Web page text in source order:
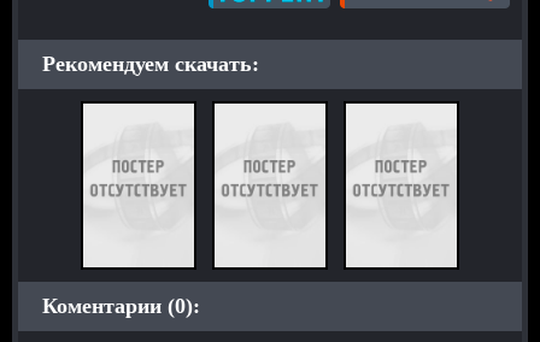
Рекомендуем скачать:
Коментарии (0):